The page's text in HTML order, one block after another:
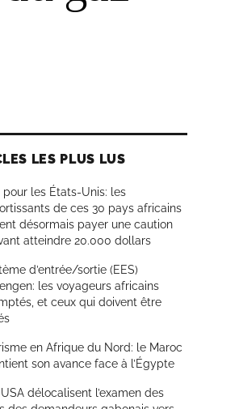
LES PLUS LUS
pour les États-Unis: les
de ces 30 pays africains
désormais payer une caution
atteindre 20.000 dollars
d’entrée/sortie (EES)
les voyageurs africains
et ceux qui doivent être
en Afrique du Nord: le Maroc
son avance face à l’Égypte
USA délocalisent l’examen des